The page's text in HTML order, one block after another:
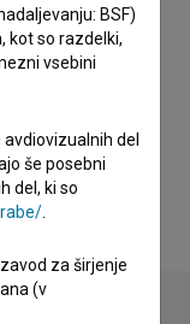
pri katerem je
BSF)
kot so razdelki,
vsebini
del
še posebni
del, ki so
za širjenje
(v